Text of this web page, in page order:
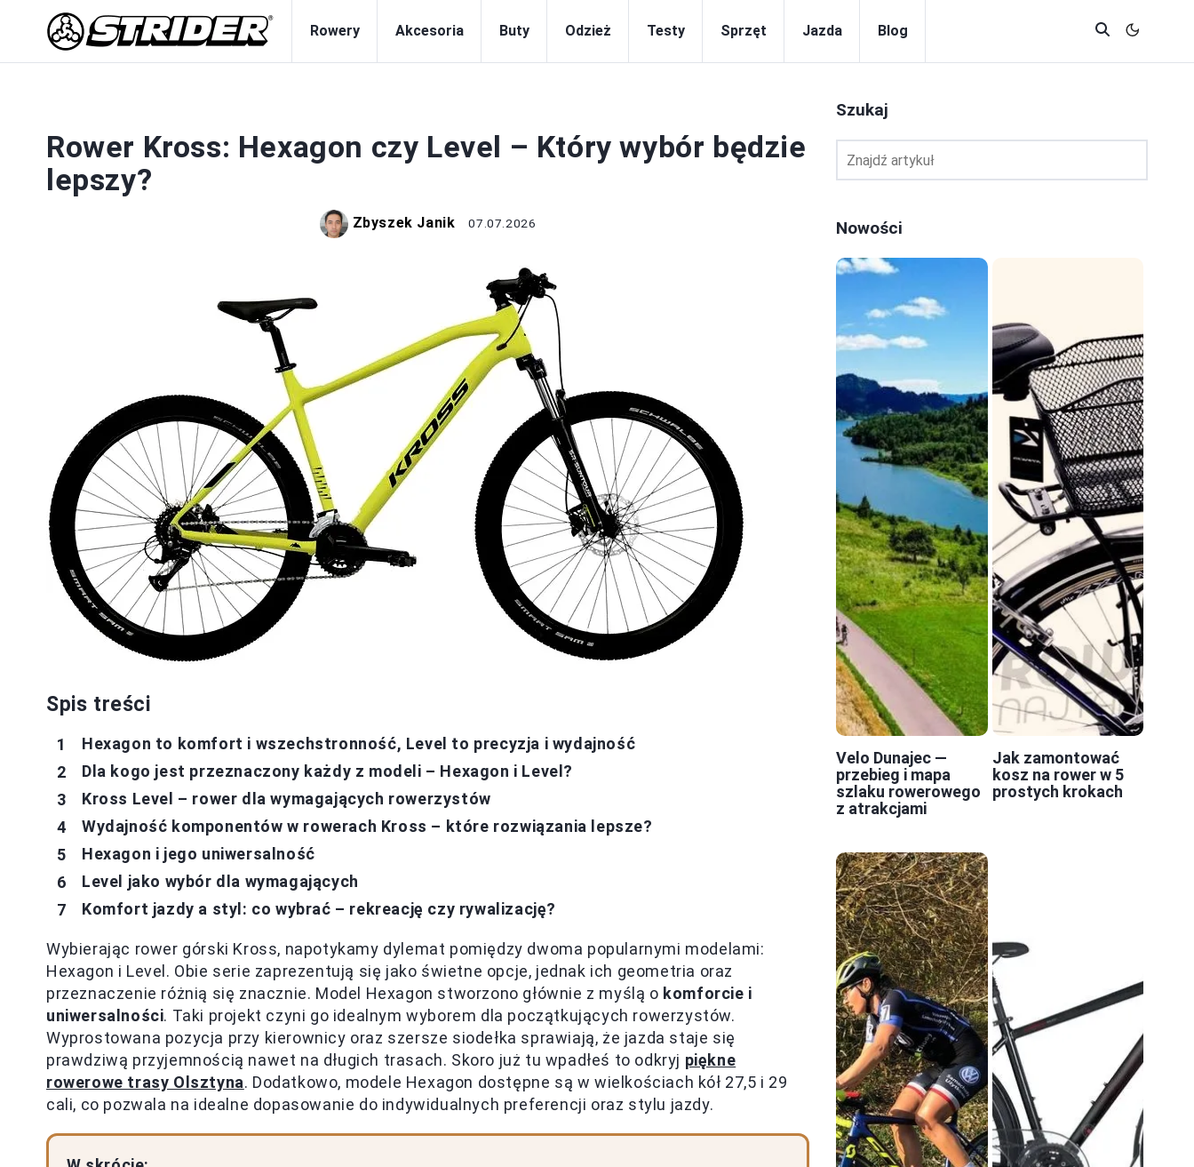
Rowery Akcesoria Buty Odzież Testy Sprzęt Jazda Blog
Rower Kross: Hexagon czy Level – Który wybór będzie
lepszy?
Zbyszek Janik 07.07.2026
Spis treści
Hexagon to komfort i wszechstronność, Level to precyzja i wydajność
Dla kogo jest przeznaczony każdy z modeli – Hexagon i Level?
Kross Level – rower dla wymagających rowerzystów
Wydajność komponentów w rowerach Kross – które rozwiązania lepsze?
Hexagon i jego uniwersalność
Level jako wybór dla wymagających
Komfort jazdy a styl: co wybrać – rekreację czy rywalizację?
Wybierając rower górski Kross, napotykamy dylemat pomiędzy dwoma popularnymi modelami:
Hexagon i Level. Obie serie zaprezentują się jako świetne opcje, jednak ich geometria oraz
przeznaczenie różnią się znacznie. Model Hexagon stworzono głównie z myślą o komforcie i
uniwersalności. Taki projekt czyni go idealnym wyborem dla początkujących rowerzystów.
Wyprostowana pozycja przy kierownicy oraz szersze siodełka sprawiają, że jazda staje się
prawdziwą przyjemnością nawet na długich trasach. Skoro już tu wpadłeś to odkryj piękne
rowerowe trasy Olsztyna. Dodatkowo, modele Hexagon dostępne są w wielkościach kół 27,5 i 29
cali, co pozwala na idealne dopasowanie do indywidualnych preferencji oraz stylu jazdy.
Szukaj
Nowości
Velo Dunajec —
przebieg i mapa
szlaku rowerowego
z atrakcjami
Jak zamontować
kosz na rower w 5
prostych krokach